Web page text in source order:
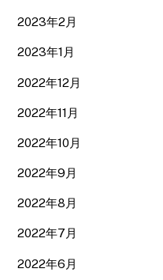
2023年2月
2023年1月
2022年12月
2022年11月
2022年10月
2022年9月
2022年8月
2022年7月
2022年6月